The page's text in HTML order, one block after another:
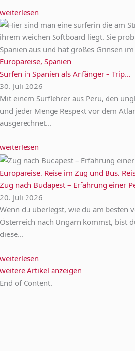
weiterlesen
Europareise, Spanien
Surfen in Spanien als Anfänger – Trip…
30. Juli 2026
Mit einem Surflehrer aus Peru, den
und jeder Menge Respekt vor dem
ausgerechnet...
weiterlesen
Europareise, Reise im Zug und Bus,
Zug nach Budapest – Erfahrung einer
20. Juli 2026
Wenn du überlegst, wie du am besten
Österreich nach Ungarn kommst, bist
diese...
weiterlesen
weitere Artikel anzeigen
End of Content.